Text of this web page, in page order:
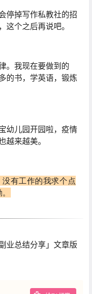
停掉写作私教社的招
这个之后再说吧。
。 我现在要做到的
的书，学英语，锻炼
幼儿园开园啦，疫情
越来越美。
有工作的我求个点
业总结分享」文章版